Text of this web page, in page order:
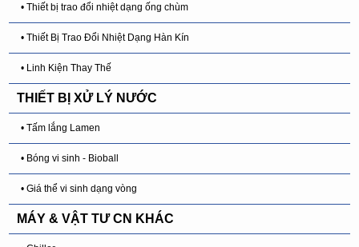
• Thiết bị trao đổi nhiệt dạng ống chùm
• Thiết Bị Trao Đổi Nhiệt Dạng Hàn Kín
• Linh Kiện Thay Thế
THIẾT BỊ XỬ LÝ NƯỚC
• Tấm lắng Lamen
• Bóng vi sinh - Bioball
• Giá thể vi sinh dạng vòng
MÁY & VẬT TƯ CN KHÁC